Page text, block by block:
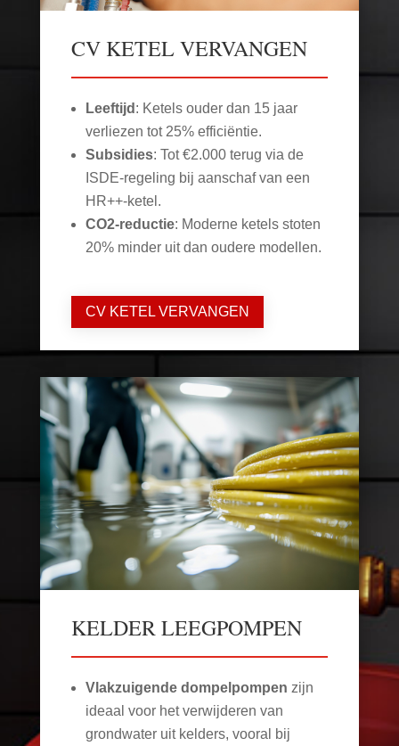
CV KETEL VERVANGEN
Leeftijd : Ketels ouder dan 15 jaar
verliezen tot 25% efficiëntie.
Subsidies: Tot €2.000 terug via de
ISDE-regeling bij aanschaf van een
HR++-ketel.
CO2-reductie: Moderne ketels stoten
20% minder uit dan oudere modellen.
CV KETEL VERVANGEN
KELDER LEEGPOMPEN
Vlakzuigende dompelpompen zijn
ideaal voor het verwijderen van
grondwater uit kelders, vooral bij